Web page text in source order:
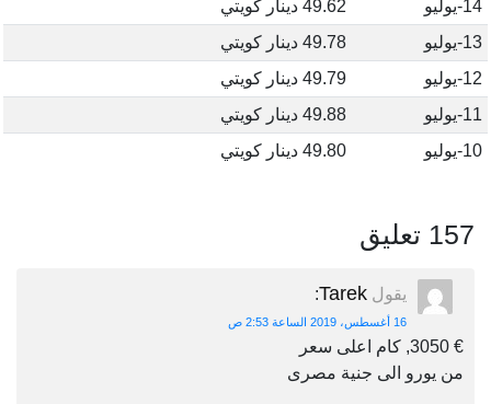
14-يوليو
49.62 دينار كويتي
13-يوليو
49.78 دينار كويتي
12-يوليو
49.79 دينار كويتي
11-يوليو
49.88 دينار كويتي
10-يوليو
49.80 دينار كويتي
157 تعليق
يقول Tarek
:
16 أغسطس، 2019 الساعة 2:53 ص
€ 3050, كام اعلى سعر
من يورو الى جنية مصرى